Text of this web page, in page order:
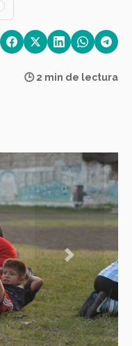
🕒 2 min de lectura
Next